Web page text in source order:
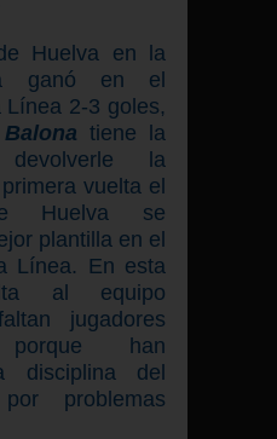
Huelva en la
ganó en el
2-3 goles,
Balonatiene la
la
vuelta el
Huelva se
plantilla en el
Línea. En esta
al equipo
jugadores
porque han
disciplina del
problemas